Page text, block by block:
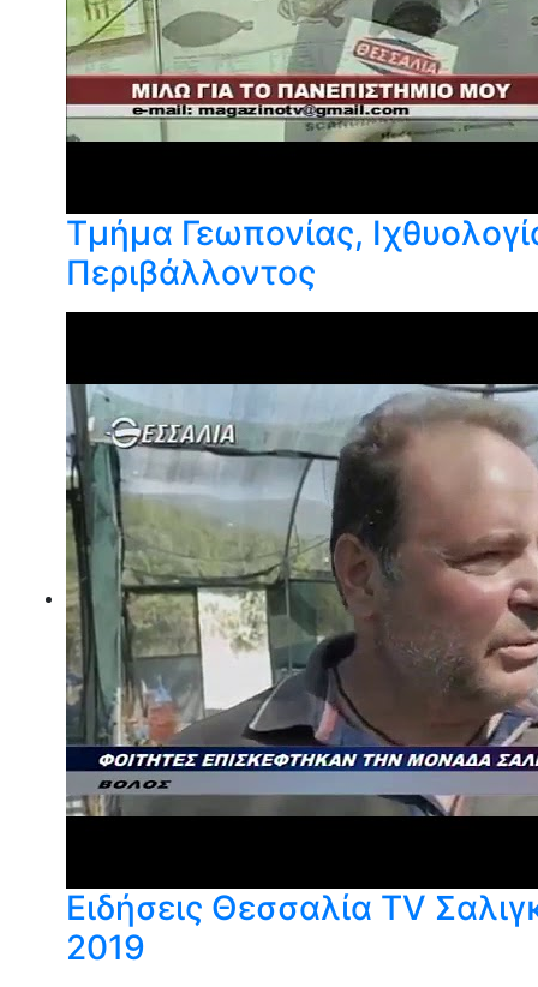
Τμήμα Γεωπονίας,
Περιβάλλοντος
Ειδήσεις Θεσσαλία TV
2019